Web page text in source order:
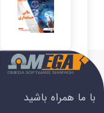
با ما همراه باشید